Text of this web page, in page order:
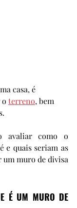
casa, é
terreno, bem
e quais seriam as
muro de divisa
É UM MURO DE